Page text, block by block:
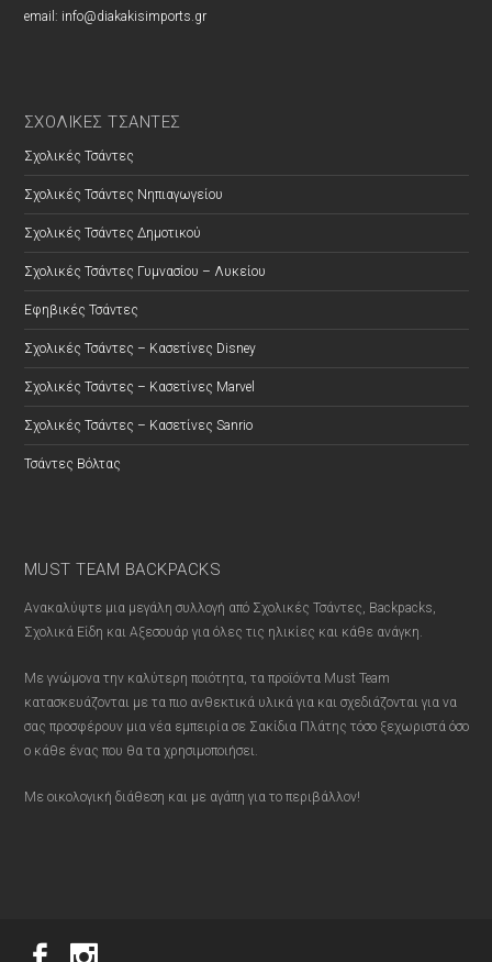
email: info@diakakisimports.gr
ΣΧΟΛΙΚΕΣ ΤΣΑΝΤΕΣ
Σχολικές Τσάντες
Σχολικές Τσάντες Νηπιαγωγείου
Σχολικές Τσάντες Δημοτικού
Σχολικές Τσάντες Γυμνασίου – Λυκείου
Εφηβικές Τσάντες
Σχολικές Τσάντες – Κασετίνες Disney
Σχολικές Τσάντες – Κασετίνες Marvel
Σχολικές Τσάντες – Κασετίνες Sanrio
Τσάντες Βόλτας
MUST TEAM BACKPACKS
Ανακαλύψτε μια μεγάλη συλλογή από Σχολικές Τσάντες, Backpacks,
Σχολικά Είδη και Αξεσουάρ για όλες τις ηλικίες και κάθε ανάγκη.
Με γνώμονα την καλύτερη ποιότητα, τα προϊόντα Must Team
κατασκευάζονται με τα πιο ανθεκτικά υλικά για και σχεδιάζονται για να
σας προσφέρουν μια νέα εμπειρία σε Σακίδια Πλάτης τόσο ξεχωριστά όσο
ο κάθε ένας που θα τα χρησιμοποιήσει.
Με οικολογική διάθεση και με αγάπη για το περιβάλλον!